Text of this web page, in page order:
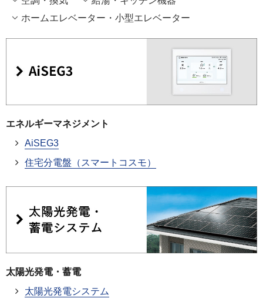
ホームエレベーター・小型エレベーター
エネルギーマネジメント
AiSEG3
住宅分電盤（スマートコスモ）
太陽光発電・蓄電
太陽光発電システム